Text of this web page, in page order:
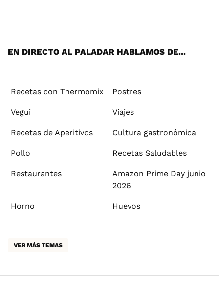
EN DIRECTO AL PALADAR HABLAMOS DE...
Recetas con Thermomix Postres
Vegui Viajes
Recetas de Aperitivos Cultura gastronómica
Pollo Recetas Saludables
Restaurantes
Amazon Prime Day junio
2026
Horno Huevos
VER MÁS TEMAS